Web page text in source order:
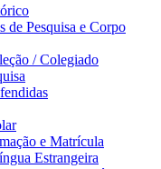
de Pesquisa e Corpo
/ Colegiado
e Matrícula
Estrangeira